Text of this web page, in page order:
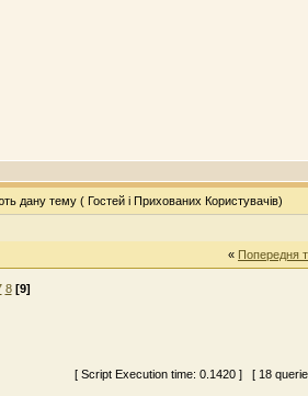
дану тему ( Гостей і Прихованих Користувачів)
« Попередня
8 [9]
[ Script Execution time: 0.1420 ] [ 18